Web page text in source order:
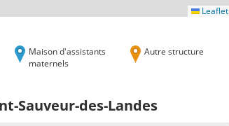
Leaflet
Maison d'assistants
maternels
Autre structure
Sauveur-des-Landes